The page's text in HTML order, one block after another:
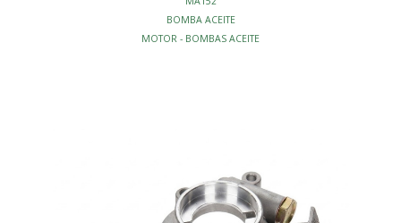
BOMBA ACEITE
MOTOR - BOMBAS ACEITE